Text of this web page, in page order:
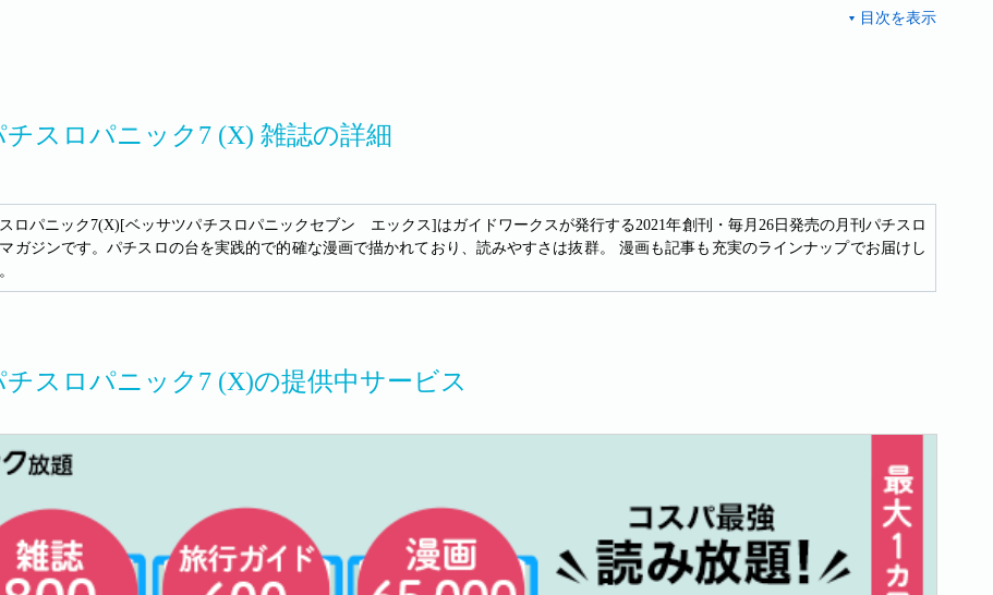
チスロパニック7 (X) 雑誌の詳細
ロパニック7(X)[ベッサツパチスロパニックセブン エックス]はガイドワークスが発行する2021年創刊・毎月26日発売の月刊パチスロ
ガジンです。パチスロの台を実践的で的確な漫画で描かれており、読みやすさは抜群。 漫画も記事も充実のラインナップでお届けし
チスロパニック7 (X)の提供中サービス